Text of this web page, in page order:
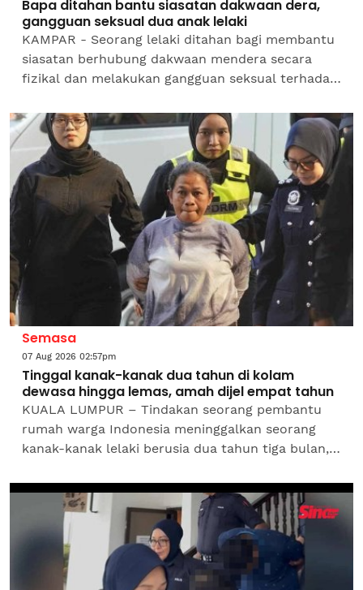
Bapa ditahan bantu siasatan dakwaan dera,
gangguan seksual dua anak lelaki
KAMPAR - Seorang lelaki ditahan bagi membantu
siasatan berhubung dakwaan mendera secara
fizikal dan melakukan gangguan seksual terhadap
Superintenden...
Semasa
07 Aug 2026 02:57pm
Tinggal kanak-kanak dua tahun di kolam
dewasa hingga lemas, amah dijel empat tahun
KUALA LUMPUR – Tindakan seorang pembantu
rumah warga Indonesia meninggalkan seorang
kanak-kanak lelaki berusia dua tahun tiga bulan,
sehingga menyebabkan...